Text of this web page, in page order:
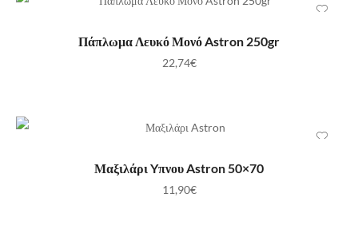
ΠΡΟΣΘΉΚΗ ΣΤΟ ΚΑΛΆΘΙ
Πάπλωμα Λευκό Μονό Astron 250gr
22,74€
ΠΡΟΣΘΉΚΗ ΣΤΟ ΚΑΛΆΘΙ
Μαξιλάρι Yπνου Astron 50×70
11,90€